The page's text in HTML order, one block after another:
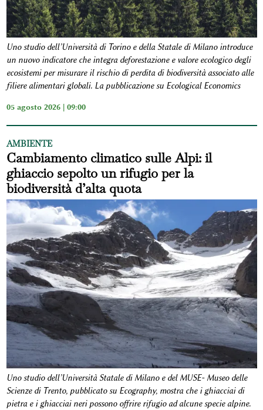
Uno studio dell’Università di Torino e della Statale di Milano introduce
un nuovo indicatore che integra deforestazione e valore ecologico degli
ecosistemi per misurare il rischio di perdita di biodiversità associato alle
filiere alimentari globali. La pubblicazione su Ecological Economics
05 agosto 2026 | 09:00
AMBIENTE
Cambiamento climatico sulle Alpi: il
ghiaccio sepolto un rifugio per la
biodiversità d’alta quota
Uno studio dell’Università Statale di Milano e del MUSE- Museo delle
Scienze di Trento, pubblicato su Ecography, mostra che i ghiacciai di
pietra e i ghiacciai neri possono offrire rifugio ad alcune specie alpine.